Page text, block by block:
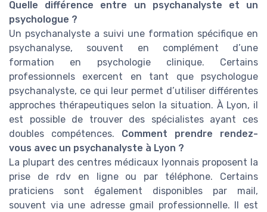
Quelle différence entre un psychanalyste et un
psychologue ?
Un psychanalyste a suivi une formation spécifique en
psychanalyse, souvent en complément d’une
formation en psychologie clinique. Certains
professionnels exercent en tant que psychologue
psychanalyste, ce qui leur permet d’utiliser différentes
approches thérapeutiques selon la situation. À Lyon, il
est possible de trouver des spécialistes ayant ces
doubles compétences. Comment prendre rendez-
vous avec un psychanalyste à Lyon ?
La plupart des centres médicaux lyonnais proposent la
prise de rdv en ligne ou par téléphone. Certains
praticiens sont également disponibles par mail,
souvent via une adresse gmail professionnelle. Il est